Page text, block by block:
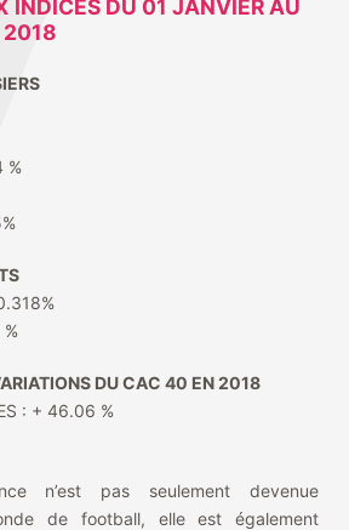
INDICES DU 01 JANVIER AU
2018
%
DU CAC 40 EN 2018
: + 46.06 %
n’est pas seulement devenue
de football, elle est également